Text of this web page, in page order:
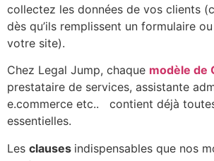
collectez les données de vos clients
dès qu’ils remplissent un formulaire
votre site).
Chez Legal Jump, chaque modèle de
prestataire de services, assistante
e.commerce etc.. contient déjà
essentielles.
Les clauses indispensables que nos